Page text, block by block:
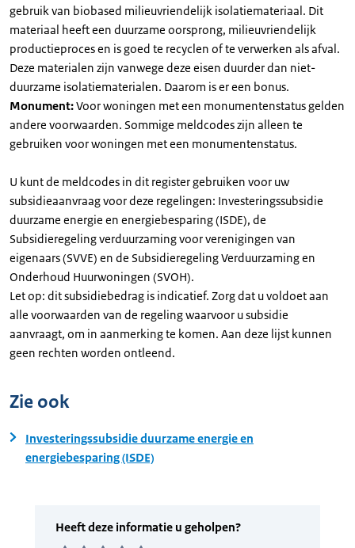
gebruik van biobased milieuvriendelijk isolatiemateriaal. Dit
materiaal heeft een duurzame oorsprong, milieuvriendelijk
productieproces en is goed te recyclen of te verwerken als afval.
Deze materialen zijn vanwege deze eisen duurder dan niet-
duurzame isolatiematerialen. Daarom is er een bonus.
Monument:Voor woningen met een monumentenstatus gelden
andere voorwaarden. Sommige meldcodes zijn alleen te
gebruiken voor woningen met een monumentenstatus.
U kunt de meldcodes in dit register gebruiken voor uw
subsidieaanvraag voor deze regelingen: Investeringssubsidie
duurzame energie en energiebesparing (ISDE), de
Subsidieregeling verduurzaming voor verenigingen van
eigenaars (SVVE) en de Subsidieregeling Verduurzaming en
Onderhoud Huurwoningen (SVOH).
Let op: dit subsidiebedrag is indicatief. Zorg dat u voldoet aan
alle voorwaarden van de regeling waarvoor u subsidie
aanvraagt, om in aanmerking te komen. Aan deze lijst kunnen
geen rechten worden ontleend.
Zie ook
Investeringssubsidie duurzame energie en
energiebesparing (ISDE)